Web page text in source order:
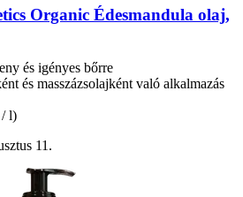
Organic Édesmandula olaj,
és igényes bőrre
és masszázsolajként való alkalmazás
l)
11.